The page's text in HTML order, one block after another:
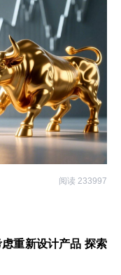
阅读 233997
重新设计产品 探索